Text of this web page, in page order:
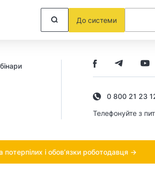
До системи
0 800 21 23
Телефонуйте з
і обов’язки роботодавця →